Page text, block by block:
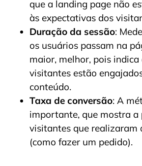
que a landing page não
às expectativas dos
Duração da sessão:
os usuários passam na
maior, melhor, pois indica
visitantes estão
conteúdo.
Taxa de conversão: A
importante, que mostra a
visitantes que realizaram
(como fazer um pedido).